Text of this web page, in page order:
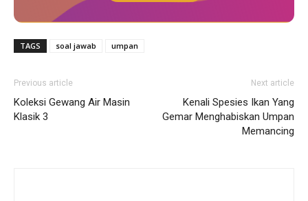
TAGS soal jawab umpan
Previous article
Koleksi Gewang Air Masin
Klasik 3
Next article
Kenali Spesies Ikan Yang
Gemar Menghabiskan Umpan
Memancing